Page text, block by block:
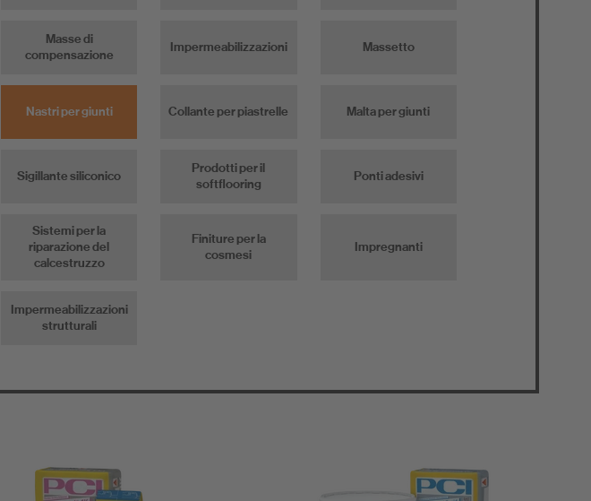
Masse di
compensazione
Impermeabilizzazioni Massetto
Nastri per giunti Collante per piastrelle Malta per giunti
Sigillante siliconico
Prodotti per il
softflooring
Ponti adesivi
Sistemi per la
riparazione del
calcestruzzo
Finiture per la
cosmesi
Impregnanti
Impermeabilizzazioni
strutturali